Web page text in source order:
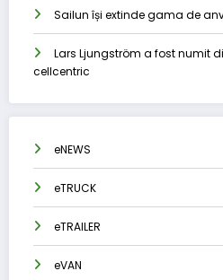
Sailun își extinde gama de
Lars Ljungström a fost numit
cellcentric
eNEWS
eTRUCK
eTRAILER
eVAN